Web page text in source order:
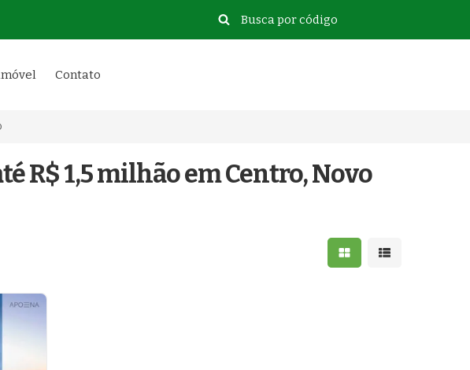
Contato
R$ 1,5 milhão em Centro, Novo
Mostrar resultados
Mostrar